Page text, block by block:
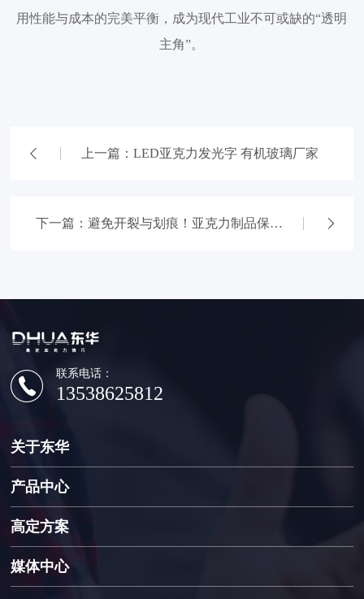
用性能与成本的完美平衡，成为现代工业不可或缺的“透明
主角”。
上一篇：LED亚克力发光字 有机玻璃厂家
下一篇：避免开裂与划痕！亚克力制品保养
联系电话：
13538625812
关于东华
产品中心
高定方案
媒体中心